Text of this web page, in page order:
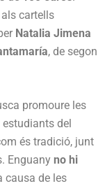
cartells
Natalia Jimena
, de segon
promoure les
del
és tradició, junt
Enguany no hi
causa de les